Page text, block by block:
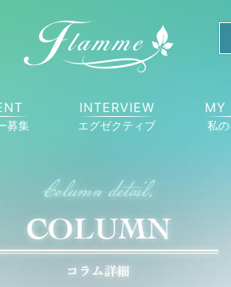
募集
INTERVIEW
エグゼクティブ
MY
私